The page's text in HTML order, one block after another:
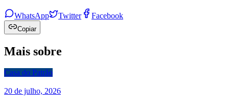
WhatsApp Twitter Facebook
Copiar
Mais sobre
Casa do Patrão
20 de julho, 2026